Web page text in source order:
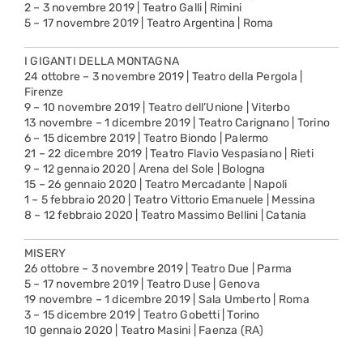
2 – 3 novembre 2019 | Teatro Galli | Rimini
5 – 17 novembre 2019 | Teatro Argentina | Roma
I GIGANTI DELLA MONTAGNA
24 ottobre – 3 novembre 2019 | Teatro della Pergola |
Firenze
9 – 10 novembre 2019 | Teatro dell’Unione | Viterbo
13 novembre – 1 dicembre 2019 | Teatro Carignano | Torino
6 – 15 dicembre 2019 | Teatro Biondo | Palermo
21 – 22 dicembre 2019 | Teatro Flavio Vespasiano | Rieti
9 – 12 gennaio 2020 | Arena del Sole | Bologna
15 – 26 gennaio 2020 | Teatro Mercadante | Napoli
1 – 5 febbraio 2020 | Teatro Vittorio Emanuele | Messina
8 – 12 febbraio 2020 | Teatro Massimo Bellini | Catania
MISERY
26 ottobre – 3 novembre 2019 | Teatro Due | Parma
5 – 17 novembre 2019 | Teatro Duse | Genova
19 novembre – 1 dicembre 2019 | Sala Umberto | Roma
3 – 15 dicembre 2019 | Teatro Gobetti | Torino
10 gennaio 2020 | Teatro Masini | Faenza (RA)